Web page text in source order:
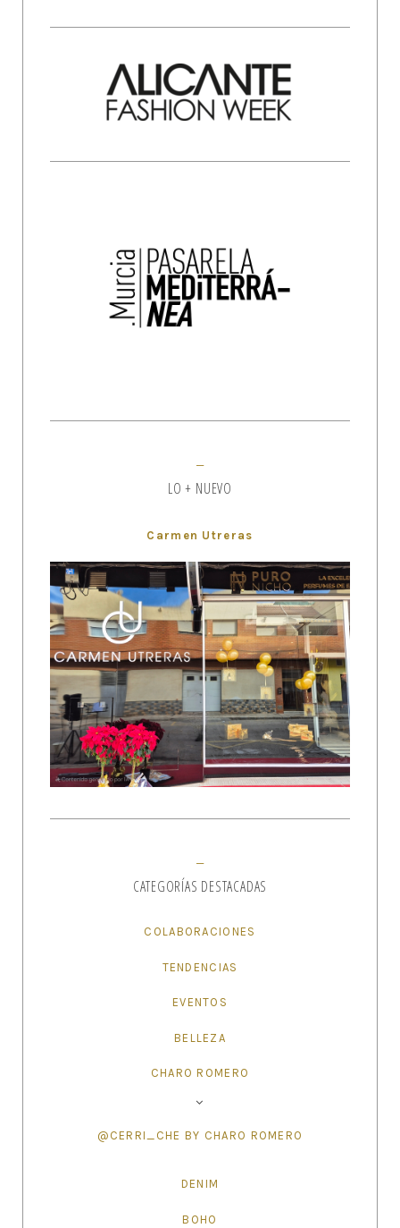
LO + NUEVO
Carmen Utreras
CATEGORÍAS DESTACADAS
COLABORACIONES
TENDENCIAS
EVENTOS
BELLEZA
CHARO ROMERO
@CERRI_CHE BY CHARO ROMERO
DENIM
BOHO